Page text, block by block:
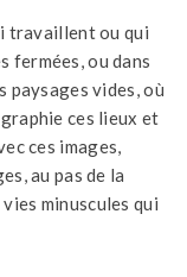
travaillent ou qui
fermées, ou dans
paysages vides, où
ces lieux et
ces images,
au pas de la
minuscules qui